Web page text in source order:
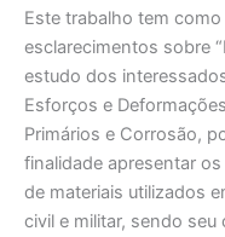
Este trabalho tem
esclarecimentos sobre
estudo dos
Esforços e
Primários e Corrosão,
finalidade apresentar
de materiais utilizados
civil e militar, sendo